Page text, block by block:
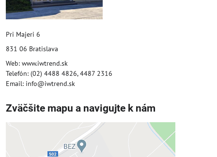
Pri Majeri 6
831 06 Bratislava
Web: www.iwtrend.sk
Telefón: (02) 4488 4826, 4487 2316
Email: info@iwtrend.sk
Zväčšite mapu a navigujte k nám